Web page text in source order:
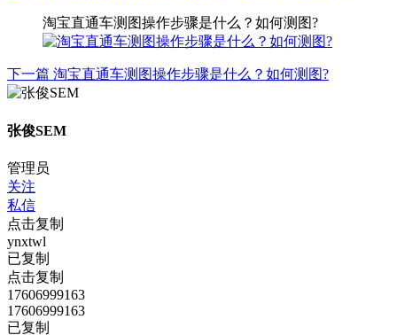
淘宝直通车测图操作步骤是什么？如何测图?
下一篇 淘宝直通车测图操作步骤是什么？如何测图?
张俊SEM
管理员
关注
私信
点击复制
ynxtwl
已复制
点击复制
17606999163
17606999163
已复制